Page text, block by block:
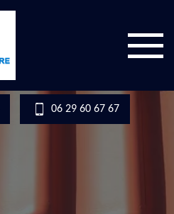
06 29 60 67 67